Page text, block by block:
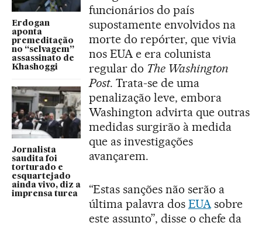
Erdogan
aponta
premeditação
no “selvagem”
assassinato de
Khashoggi
Jornalista
saudita foi
torturado e
esquartejado
ainda vivo, diz a
imprensa turca
funcionários do país
supostamente envolvidos na
morte do repórter, que vivia
nos EUA e era colunista
regular do The Washington
Post. Trata-se de uma
penalização leve, embora
Washington advirta que outras
medidas surgirão à medida
que as investigações
avançarem.
“Estas sanções não serão a
última palavra dos EUAsobre
este assunto”, disse o chefe da